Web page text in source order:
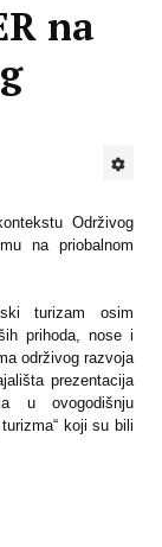
na
Održivog
na priobalnom
turizam osim
prihoda, nose i
održivog razvoja
prezentacija
u ovogodišnju
koji su bili